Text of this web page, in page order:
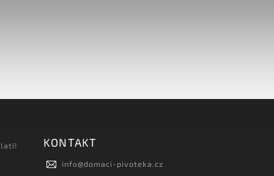
KONTAKT
info@domaci-pivoteka.cz